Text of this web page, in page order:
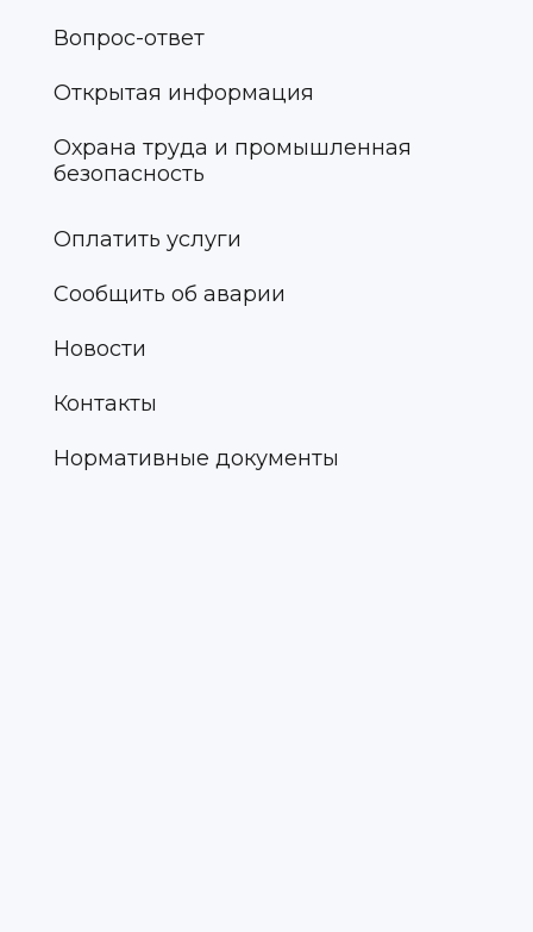
Вопрос-ответ
Открытая информация
Охрана труда и промышленная
безопасность
Оплатить услуги
Сообщить об аварии
Новости
Контакты
Нормативные документы